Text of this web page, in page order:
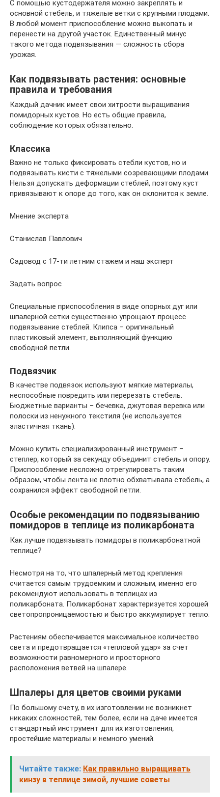
С помощью кустодержателя можно закреплять и
основной стебель, и тяжелые ветки с крупными плодами.
В любой момент приспособление можно выкопать и
перенести на другой участок. Единственный минус
такого метода подвязывания — сложность сбора
урожая.
Как подвязывать растения: основные
правила и требования
Каждый дачник имеет свои хитрости выращивания
помидорных кустов. Но есть общие правила,
соблюдение которых обязательно.
Классика
Важно не только фиксировать стебли кустов, но и
подвязывать кисти с тяжелыми созревающими плодами.
Нельзя допускать деформации стеблей, поэтому куст
привязывают к опоре до того, как он склонится к земле.
Мнение эксперта
Станислав Павлович
Садовод с 17-ти летним стажем и наш эксперт
Задать вопрос
Специальные приспособления в виде опорных дуг или
шпалерной сетки существенно упрощают процесс
подвязывание стеблей. Клипса – оригинальный
пластиковый элемент, выполняющий функцию
свободной петли.
Подвязчик
В качестве подвязок используют мягкие материалы,
неспособные повредить или перерезать стебель.
Бюджетные варианты – бечевка, джутовая веревка или
полоски из ненужного текстиля (не используется
эластичная ткань).
Можно купить специализированный инструмент –
степлер, который за секунду объединит стебель и опору.
Приспособление несложно отрегулировать таким
образом, чтобы лента не плотно обхватывала стебель, а
сохранился эффект свободной петли.
Особые рекомендации по подвязыванию
помидоров в теплице из поликарбоната
Как лучше подвязывать помидоры в поликарбонатной
теплице?
Несмотря на то, что шпалерный метод крепления
считается самым трудоемким и сложным, именно его
рекомендуют использовать в теплицах из
поликарбоната. Поликарбонат характеризуется хорошей
светопропроницаемостью и быстро аккумулирует тепло.
Растениям обеспечивается максимальное количество
света и предотвращается «тепловой удар» за счет
возможности равномерного и просторного
расположения ветвей на шпалере.
Шпалеры для цветов своими руками
По большому счету, в их изготовлении не возникнет
никаких сложностей, тем более, если на даче имеется
стандартный инструмент для их изготовления,
простейшие материалы и немного умений.
Читайте также: Как правильно выращивать
кинзу в теплице зимой, лучшие советы